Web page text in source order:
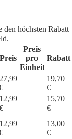
höchsten Rabatt
Preis
Preis
pro
Einheit
Rabatt
27,99
19,70
€
12,99
15,70
€
12,99
13,00
€